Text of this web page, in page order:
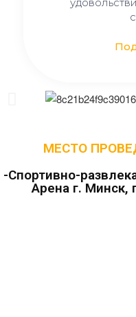
МЕСТО
-Cпортивно-
Арена г. Минск,